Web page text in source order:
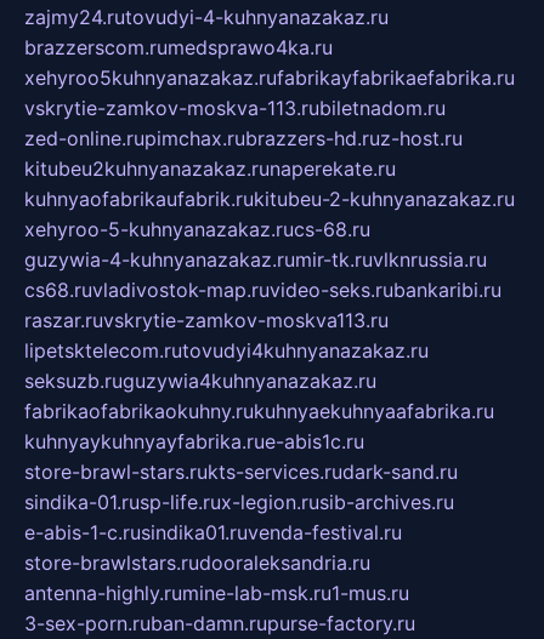
zajmy24.rutovudyi-4-kuhnyanazakaz.ru
brazzerscom.rumedsprawo4ka.ru
xehyroo5kuhnyanazakaz.rufabrikayfabrikaefabrika.ru
vskrytie-zamkov-moskva-113.rubiletnadom.ru
zed-online.rupimchax.rubrazzers-hd.ruz-host.ru
kitubeu2kuhnyanazakaz.runaperekate.ru
kuhnyaofabrikaufabrik.rukitubeu-2-kuhnyanazakaz.ru
xehyroo-5-kuhnyanazakaz.rucs-68.ru
guzywia-4-kuhnyanazakaz.rumir-tk.ruvlknrussia.ru
cs68.ruvladivostok-map.ruvideo-seks.rubankaribi.ru
raszar.ruvskrytie-zamkov-moskva113.ru
lipetsktelecom.rutovudyi4kuhnyanazakaz.ru
seksuzb.ruguzywia4kuhnyanazakaz.ru
fabrikaofabrikaokuhny.rukuhnyaekuhnyaafabrika.ru
kuhnyaykuhnyayfabrika.rue-abis1c.ru
store-brawl-stars.rukts-services.rudark-sand.ru
sindika-01.rusp-life.rux-legion.rusib-archives.ru
e-abis-1-c.rusindika01.ruvenda-festival.ru
store-brawlstars.rudooraleksandria.ru
antenna-highly.rumine-lab-msk.ru1-mus.ru
3-sex-porn.ruban-damn.rupurse-factory.ru